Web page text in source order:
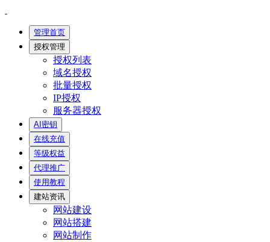
管理首页
授权管理
授权列表
域名授权
批量授权
IP授权
服务器授权
AI密钥
在线充值
等级权益
代理推广
使用教程
建站资讯
网站建设
网站搭建
网站制作